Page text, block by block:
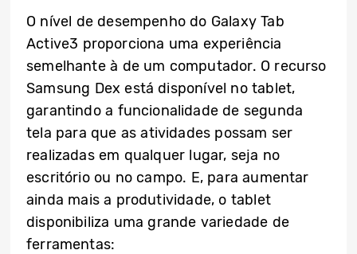
O nível de desempenho do Galaxy Tab
Active3 proporciona uma experiência
semelhante à de um computador. O recurso
Samsung Dex está disponível no tablet,
garantindo a funcionalidade de segunda
tela para que as atividades possam ser
realizadas em qualquer lugar, seja no
escritório ou no campo. E, para aumentar
ainda mais a produtividade, o tablet
disponibiliza uma grande variedade de
ferramentas: